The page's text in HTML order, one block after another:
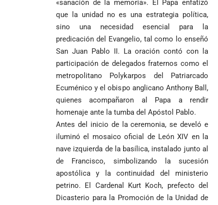
«sanación de la memoria». El Papa enfatizó
que la unidad no es una estrategia política,
sino una necesidad esencial para la
predicación del Evangelio, tal como lo enseñó
San Juan Pablo II. La oración contó con la
participación de delegados fraternos como el
metropolitano Polykarpos del Patriarcado
Ecuménico y el obispo anglicano Anthony Ball,
quienes acompañaron al Papa a rendir
homenaje ante la tumba del Apóstol Pablo.
Antes del inicio de la ceremonia, se develó e
iluminó el mosaico oficial de León XIV en la
nave izquierda de la basílica, instalado junto al
de Francisco, simbolizando la sucesión
apostólica y la continuidad del ministerio
petrino. El Cardenal Kurt Koch, prefecto del
Dicasterio para la Promoción de la Unidad de